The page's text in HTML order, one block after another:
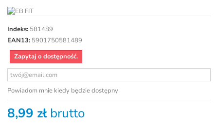
Indeks: 581489
EAN13: 5901750581489
Zapytaj o dostępność.
Powiadom mnie kiedy będzie dostępny
8,99 złbrutto